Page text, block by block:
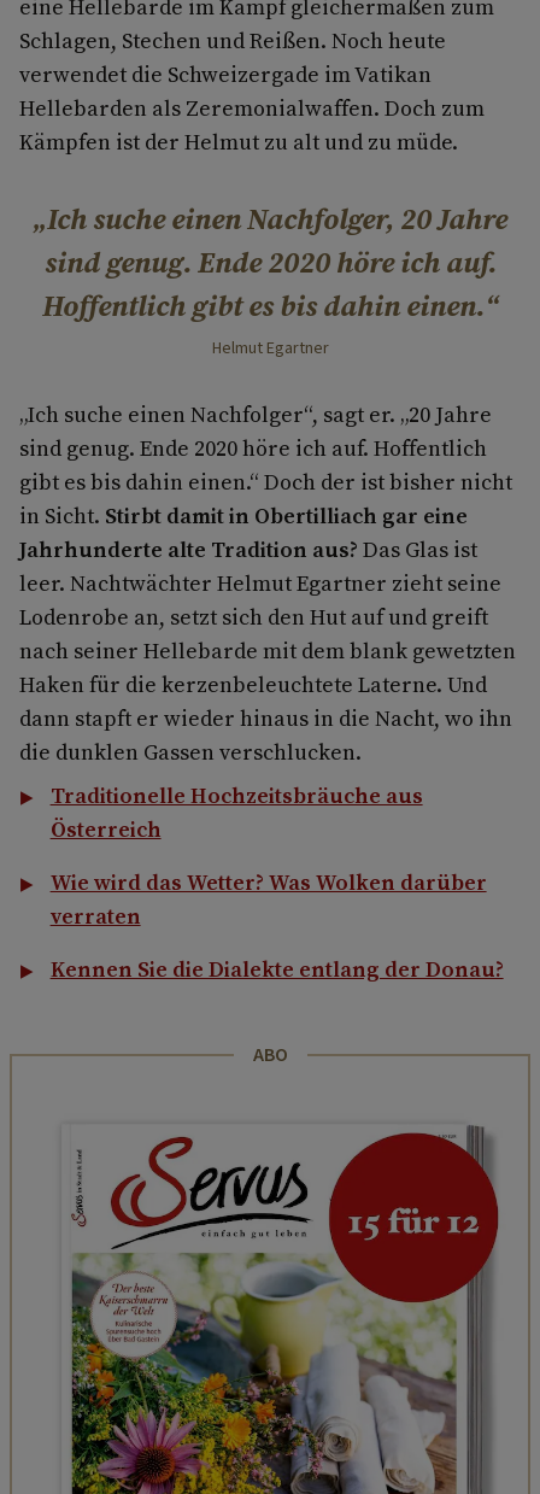
eine Hellebarde im Kampf gleichermaßen zum
Schlagen, Stechen und Reißen. Noch heute
verwendet die Schweizergade im Vatikan
Hellebarden als Zeremonialwaffen. Doch zum
Kämpfen ist der Helmut zu alt und zu müde.
Ich suche einen Nachfolger, 20 Jahre
sind genug. Ende 2020 höre ich auf.
Hoffentlich gibt es bis dahin einen.
Helmut Egartner
„Ich suche einen Nachfolger“, sagt er. „20 Jahre
sind genug. Ende 2020 höre ich auf. Hoffentlich
gibt es bis dahin einen.“ Doch der ist bisher nicht
in Sicht. Stirbt damit in Obertilliach gar eine
Jahrhunderte alte Tradition aus? Das Glas ist
leer. Nachtwächter Helmut Egartner zieht seine
Lodenrobe an, setzt sich den Hut auf und greift
nach seiner Hellebarde mit dem blank gewetzten
Haken für die kerzenbeleuchtete Laterne. Und
dann stapft er wieder hinaus in die Nacht, wo ihn
die dunklen Gassen verschlucken.
Traditionelle Hochzeitsbräuche aus
Österreich
Wie wird das Wetter? Was Wolken darüber
verraten
Kennen Sie die Dialekte entlang der Donau?
ABO